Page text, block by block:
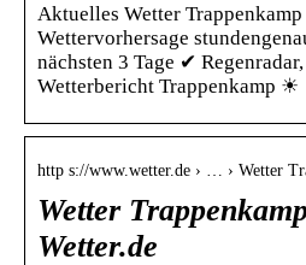
Aktuelles Wetter
Wettervorhersage
nächsten 3 Tage ✔
Wetterbericht Trappenkamp ☀
http s://www.wetter.de › … › Wetter
Wetter
Wetter.de